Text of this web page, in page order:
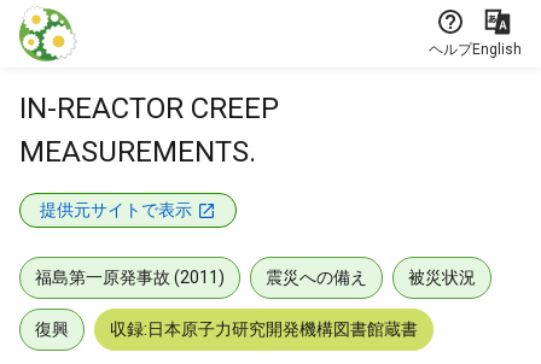
本文に飛ぶ
ヘルプEnglish
IN-REACTOR CREEP
MEASUREMENTS.
提供元サイトで表示
福島第一原発事故 (2011) 震災への備え 被災状況
復興 収録:日本原子力研究開発機構図書館蔵書